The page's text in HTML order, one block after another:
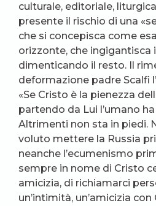
culturale, editoriale,
presente il rischio di una
che si concepisca come
orizzonte, che
dimenticando il resto. Il
deformazione padre Scalfi
«Se Cristo è la pienezza
partendo da Lui l’umano
Altrimenti non sta in piedi.
voluto mettere la Russia
neanche l’ecumenismo
sempre in nome di Cristo
amicizia, di richiamarci
un’intimità, un’amicizia